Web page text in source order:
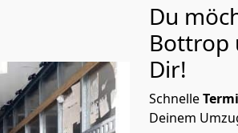
Du
Bottrop
Dir!
Schnelle
Deinem